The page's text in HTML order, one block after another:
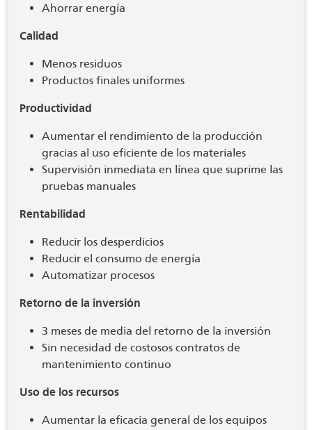
Ahorrar energía
Calidad
Menos residuos
Productos finales uniformes
Productividad
Aumentar el rendimiento de la producción
gracias al uso eficiente de los materiales
Supervisión inmediata en línea que suprime las
pruebas manuales
Rentabilidad
Reducir los desperdicios
Reducir el consumo de energía
Automatizar procesos
Retorno de la inversión
3 meses de media del retorno de la inversión
Sin necesidad de costosos contratos de
mantenimiento continuo
Uso de los recursos
Aumentar la eficacia general de los equipos